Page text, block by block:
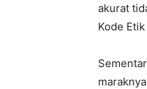
akurat
Kode